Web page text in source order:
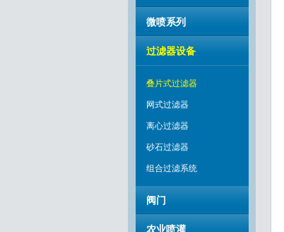
微喷系列
过滤器设备
叠片式过滤器
网式过滤器
离心过滤器
砂石过滤器
组合过滤系统
阀门
农业喷灌